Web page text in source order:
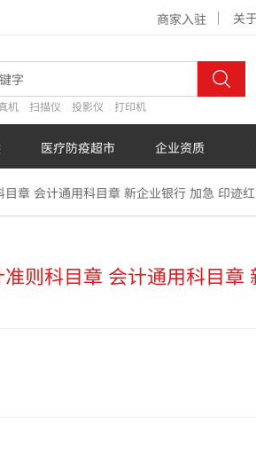
机 扫描仪 投影仪 打印机
关
商家入驻
医疗防疫超市 企业资质
章 会计通用科目章 新企业银行 加急 印迹
则科目章 会计通用科目章